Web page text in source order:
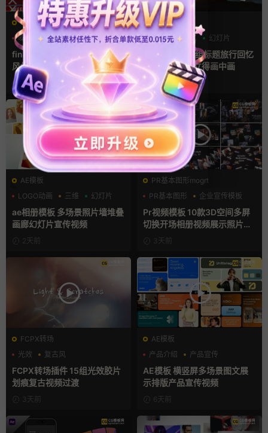
FCPX转场
噪点
复古风 快剪模板
finalcutpro插件 9组胶片电影
风格快剪转场FCPX插件
8小时前
AE模板
作品集
回忆 幻灯片
AE相册模板 6组标题旅行回忆
照片作品集拍立得画中画
9小时前
AE模板
LOGO动画
三维 幻灯片
ae相册模板 多场景照片墙堆叠
画廊幻灯片宣传视频
2天前
PR基本图形mogrt
PR基本图形
企业宣传模板
幻灯片
Pr视频模板 10款3D空间多屏
切换开场相册视频展示照片墙
pr模板
3天前
FCPX转场
光效
复古风
支持Intel+M芯片
FCPX转场插件 15组光效胶片
划痕复古视频过渡
3天前
AE模板
产品介绍
产品宣传
产品展示
AE模板 横竖屏多场景图文展
示排版产品宣传视频
6天前